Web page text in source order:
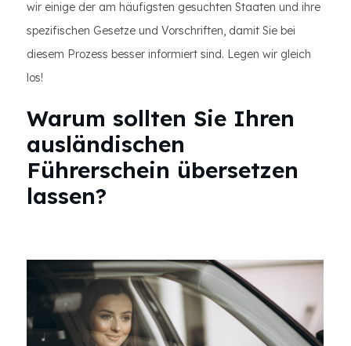
wir einige der am häufigsten gesuchten Staaten und ihre
spezifischen Gesetze und Vorschriften, damit Sie bei
diesem Prozess besser informiert sind. Legen wir gleich
los!
Warum sollten Sie Ihren
ausländischen
Führerschein übersetzen
lassen?